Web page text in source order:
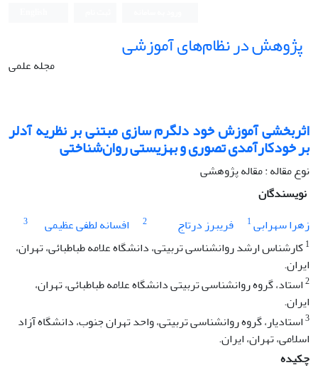
پژوهش در نظام‌های آموزشی
مجله علمی
اثربخشی آموزش خود دلگرم سازی مبتنی بر نظریه آدلر
بر خودکارآمدی تصوری و بهزیستی روان‌شناختی
نوع مقاله : مقاله پژوهشی
نویسندگان
زهرا سهرابی1 فریبرز درتاج 2 افسانه لطفی عظیمی
3
1کارشناس ارشد روان‏شناسی تربیتی، دانشگاه علامه طباطبائی، تهران،
ایران.
2استاد، گروه روان‏شناسی تربیتی دانشگاه علامه طباطبائی، تهران،
ایران.
3استادیار، گروه روان‏شناسی تربیتی، واحد تهران جنوب، دانشگاه آزاد
اسلامی، تهران، ایران.
چکیده